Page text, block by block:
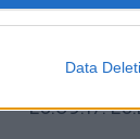
functionality
Data
23.09.17.